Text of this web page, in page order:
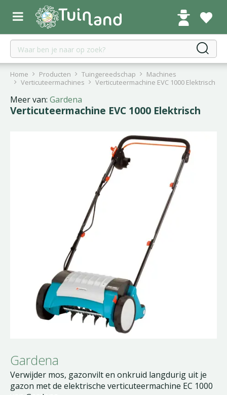
r
Home Producten Tuingereedschap
Machines
Verticuteermachines
Verticuteermachine EVC 1000 Elektrisch
Meer van: Gardena
Verticuteermachine EVC 1000 Elektrisch
Gardena
Verwijder mos, gazonvilt en onkruid langdurig uit je
gazon met de elektrische verticuteermachine EC 1000